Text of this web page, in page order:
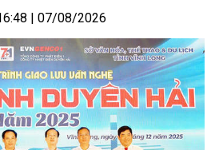
| 07/08/2026